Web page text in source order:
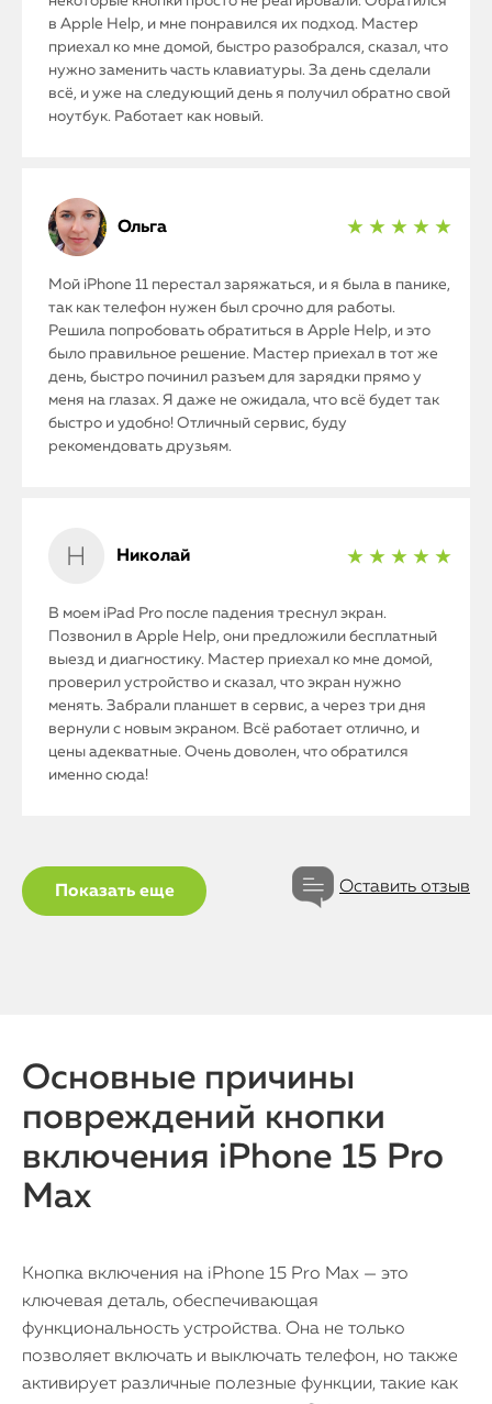
в Apple Help, и мне понравился их подход. Мастер
приехал ко мне домой, быстро разобрался, сказал, что
нужно заменить часть клавиатуры. За день сделали
всё, и уже на следующий день я получил обратно свой
ноутбук. Работает как новый.
Ольга ★ ★ ★ ★ ★
Мой iPhone 11 перестал заряжаться, и я была в панике,
так как телефон нужен был срочно для работы.
Решила попробовать обратиться в Apple Help, и это
было правильное решение. Мастер приехал в тот же
день, быстро починил разъем для зарядки прямо у
меня на глазах. Я даже не ожидала, что всё будет так
быстро и удобно! Отличный сервис, буду
рекомендовать друзьям.
Николай ★ ★ ★ ★ ★
В моем iPad Pro после падения треснул экран.
Позвонил в Apple Help, они предложили бесплатный
выезд и диагностику. Мастер приехал ко мне домой,
проверил устройство и сказал, что экран нужно
менять. Забрали планшет в сервис, а через три дня
вернули с новым экраном. Всё работает отлично, и
цены адекватные. Очень доволен, что обратился
именно сюда!
Показать еще Оставить отзыв
Основные причины
повреждений кнопки
включения iPhone 15 Pro
Max
Кнопка включения на iPhone 15 Pro Max — это
ключевая деталь, обеспечивающая
функциональность устройства. Она не только
позволяет включать и выключать телефон, но также
активирует различные полезные функции, такие как